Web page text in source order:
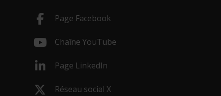
Page Facebook
Chaîne YouTube
Page LinkedIn
Réseau social X